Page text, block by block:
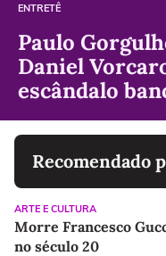
ENTRETÊ
Paulo
Daniel
escândalo
Recomendado
ARTE E CULTURA
Morre Francesco
no século 20